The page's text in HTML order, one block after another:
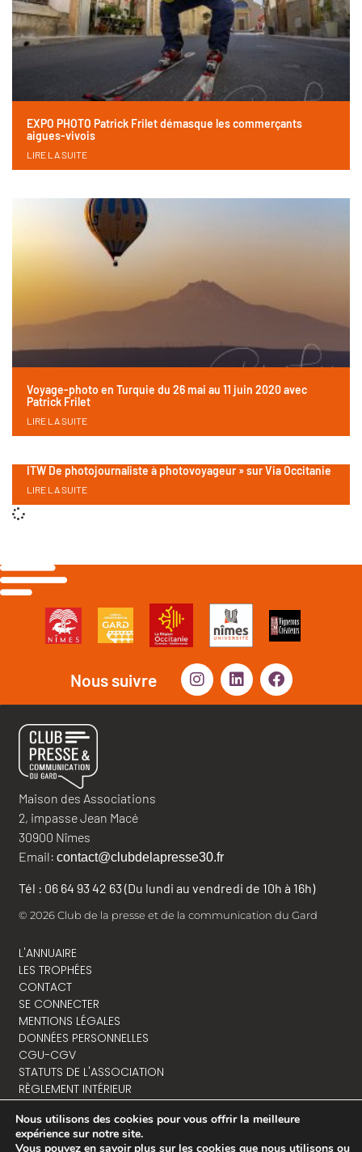
EXPO PHOTO Patrick Frilet démasque les commerçants
aigues-vivois
LIRE LA SUITE
Voyage-photo en Turquie du 26 mai au 11 juin 2020 avec
Patrick Frilet
LIRE LA SUITE
ITW De photojournaliste à photovoyageur » sur Via Occitanie
LIRE LA SUITE
Nous suivre
Maison des Associations
2, impasse Jean Macé
30900 Nîmes
Email: contact@clubdelapresse30.fr
Tél : 06 64 93 42 63 (Du lundi au vendredi de 10h à 16h)
© 2026 Club de la presse et de la communication du Gard
L'ANNUAIRE
LES TROPHÉES
CONTACT
SE CONNECTER
MENTIONS LÉGALES
DONNÉES PERSONNELLES
CGU-CGV
STATUTS DE L'ASSOCIATION
RÈGLEMENT INTÉRIEUR
Nous utilisons des cookies pour vous offrir la meilleure
expérience sur notre site.
Vous pouvez en savoir plus sur les cookies que nous utilisons ou